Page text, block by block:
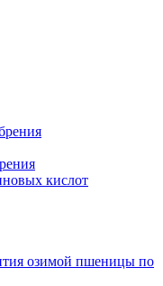
кислот
озимой пшеницы по